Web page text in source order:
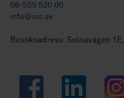
08-555 520 00
info@sis.se
Besöksadress: Solnavägen
Facebook LinkedIn